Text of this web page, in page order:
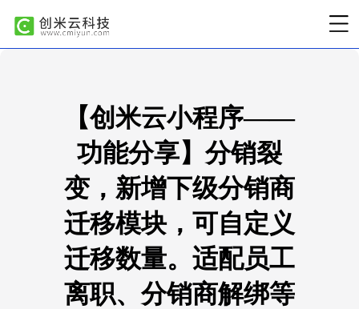
【创米云小程序——
功能分享】分销裂
变，新增下级分销商
迁移模块，可自定义
迁移数量。适配员工
离职、分销商解绑等